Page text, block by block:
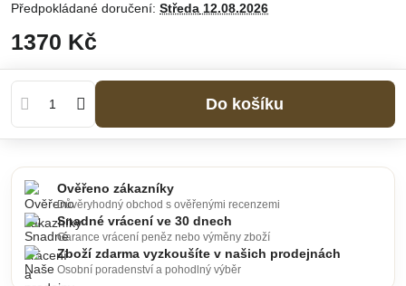
Předpokládané doručení: Středa 12.08.2026
1370 Kč
Do košíku
Ověřeno zákazníky
Důvěryhodný obchod s ověřenými recenzemi
Snadné vrácení ve 30 dnech
Garance vrácení peněz nebo výměny zboží
Zboží zdarma vyzkoušíte v našich prodejnách
Osobní poradenství a pohodlný výběr